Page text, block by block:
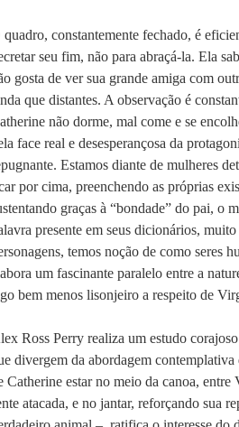
quadro, constantemente fechado, é
seu fim, não para abraçá-la. Ela
gosta de ver sua grande amiga com
que distantes. A observação é
não dorme, mal come e se
face real e desesperançosa da
Estamos diante de mulheres
por cima, preenchendo as próprias
graças à “bondade” do pai, o
presente em seus dicionários,
temos noção de como seres
um fascinante paralelo entre a
bem menos lisonjeiro a respeito de
Ross Perry realiza um estudo
divergem da abordagem
Catherine estar no meio da canoa,
atacada, e no jantar, reforçando sua